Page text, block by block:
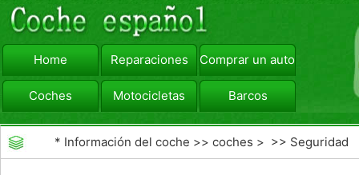
Home Reparaciones Comprar un automóvil
Coches Motocicletas Barcos
viajar Camiones
* Información del coche >>coches > >> Seguridad